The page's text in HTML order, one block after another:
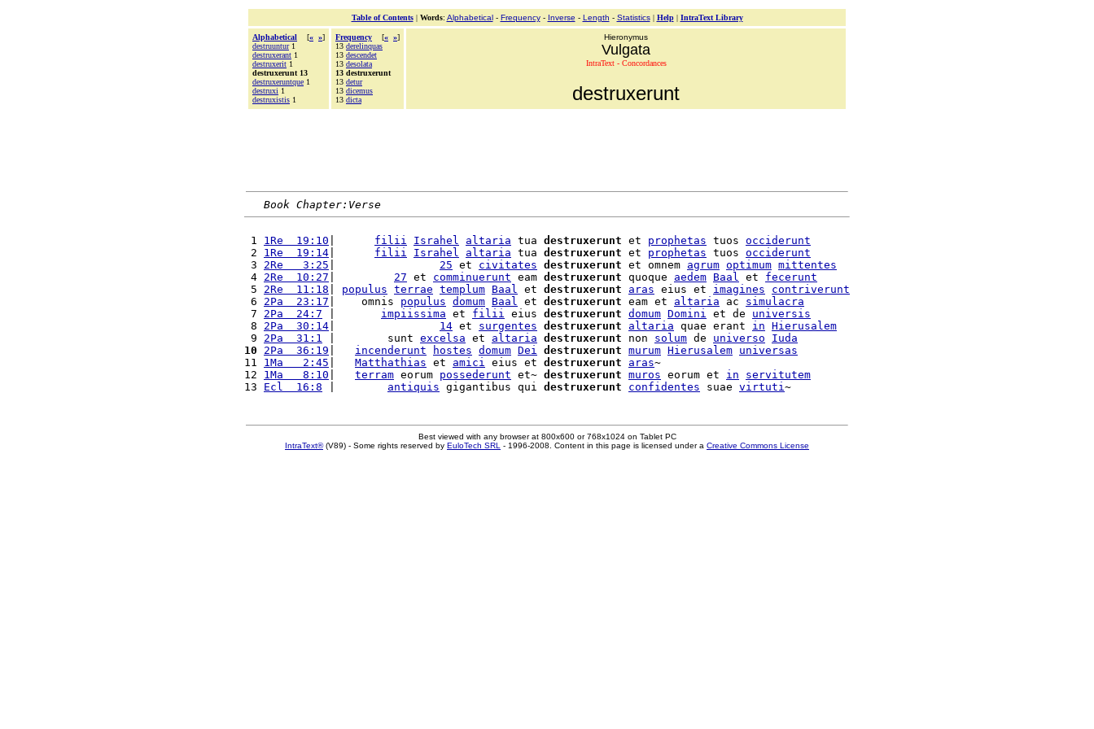
Table of Contents| Words: Alphabetical- Frequency- Inverse - Length - Statistics| Help| IntraText Library
Alphabetical [« »]
destruuntur1
destruxerant 1
destruxerit 1
destruxerunt 13
destruxeruntque 1
destruxi 1
destruxistis 1
Frequency [« »]
13 derelinquas
13 descendet
13 desolata
13 destruxerunt
13 detur
13 dicemus
13 dicta
Hieronymus
Vulgata
IntraText - Concordances
destruxerunt
Book Chapter:Verse
1 1Re  19:10 filii Israhel altaria tua destruxerunt et prophetas tuos occiderunt
2 1Re  19:14 filii Israhel altaria tua destruxerunt et prophetas tuos occiderunt
3 2Re   3:25 25 et civitates destruxerunt et omnem agrum optimum mittentes
4 2Re  10:27 27 et comminuerunt eam destruxerunt quoque aedem Baal et fecerunt
5 2Re  11:18 populus terrae templum Baal et destruxerunt aras eius et imagines
contriverunt
6 2Pa  23:17 |    omnis populus domum Baal et destruxerunt eam et altaria ac simulacra
7 2Pa  24:7 impiissima et filii eius destruxerunt domum Domini et de universis
8 2Pa  30:14 14 et surgentes destruxerunt altaria quae erant in Hierusalem
9 2Pa  31:1 |        sunt excelsa et altaria destruxerunt non solum de universo
Iuda
10
2Pa  36:19 incenderunt hostes domum Dei destruxerunt murum Hierusalem universas
11 1Ma   2:45 Matthathias et amici eius et destruxerunt aras~
12 1Ma   8:10 terram eorum possederunt et~ destruxerunt muros eorum et in
servitutem
13 Ecl  16:8 antiquis gigantibus qui destruxerunt confidentes suae virtuti
Best viewed with any browser at 800x600 or 768x1024 on Tablet PC
IntraText®(V89) - Some rights reserved by EuloTech SRL - 1996-2008. Content in this page is licensed under a Creative Commons License